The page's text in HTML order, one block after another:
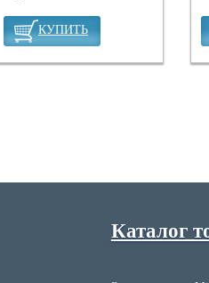
КУПИТЬ
Каталог